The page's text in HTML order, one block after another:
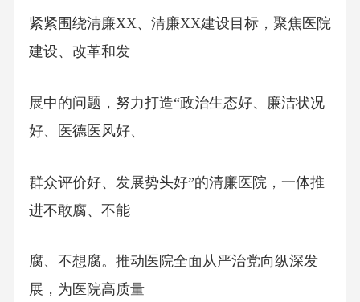
紧紧围绕清廉XX、清廉XX建设目标，聚焦医院
建设、改革和发
展中的问题，努力打造“政治生态好、廉洁状况
好、医德医风好、
群众评价好、发展势头好”的清廉医院，一体推
进不敢腐、不能
腐、不想腐。推动医院全面从严治党向纵深发
展，为医院高质量